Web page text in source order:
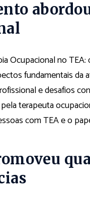
Ocupacional no
fundamentais da
e desafios
terapeuta
com TEA e o